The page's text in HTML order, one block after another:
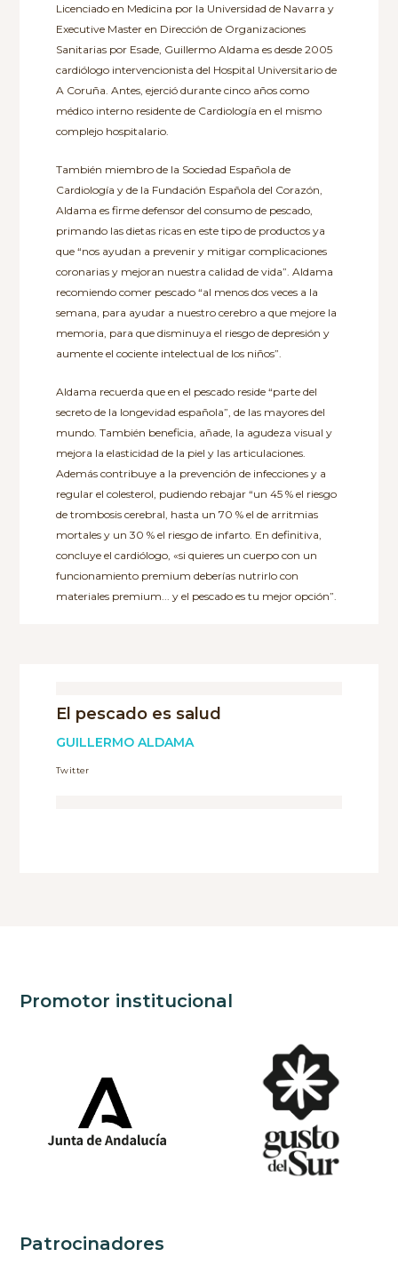
Licenciado en Medicina por la Universidad de Navarra y
Executive Master en Dirección de Organizaciones
Sanitarias por Esade, Guillermo Aldama es desde 2005
cardiólogo intervencionista del Hospital Universitario de
A Coruña. Antes, ejerció durante cinco años como
médico interno residente de Cardiología en el mismo
complejo hospitalario.
También miembro de la Sociedad Española de
Cardiología y de la Fundación Española del Corazón,
Aldama es firme defensor del consumo de pescado,
primando las dietas ricas en este tipo de productos ya
que “nos ayudan a prevenir y mitigar complicaciones
coronarias y mejoran nuestra calidad de vida”. Aldama
recomiendo comer pescado “al menos dos veces a la
semana, para ayudar a nuestro cerebro a que mejore la
memoria, para que disminuya el riesgo de depresión y
aumente el cociente intelectual de los niños”.
Aldama recuerda que en el pescado reside “parte del
secreto de la longevidad española”, de las mayores del
mundo. También beneficia, añade, la agudeza visual y
mejora la elasticidad de la piel y las articulaciones.
Además contribuye a la prevención de infecciones y a
regular el colesterol, pudiendo rebajar “un 45 % el riesgo
de trombosis cerebral, hasta un 70 % el de arritmias
mortales y un 30 % el riesgo de infarto. En definitiva,
concluye el cardiólogo, «si quieres un cuerpo con un
funcionamiento premium deberías nutrirlo con
materiales premium... y el pescado es tu mejor opción”.
El pescado es salud
GUILLERMO ALDAMA
Twitter
Promotor institucional
Patrocinadores